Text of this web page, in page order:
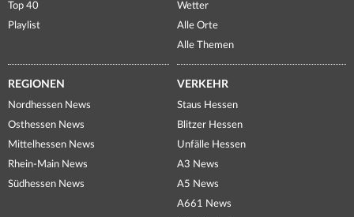
Top 40
Playlist
Wetter
Alle Orte
Alle Themen
REGIONEN
Nordhessen News
Osthessen News
Mittelhessen News
Rhein-Main News
Südhessen News
VERKEHR
Staus Hessen
Blitzer Hessen
Unfälle Hessen
A3 News
A5 News
A661 News